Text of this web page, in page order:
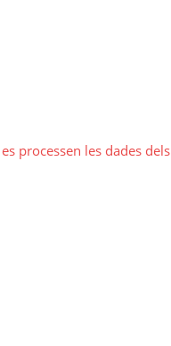
processen les dades dels